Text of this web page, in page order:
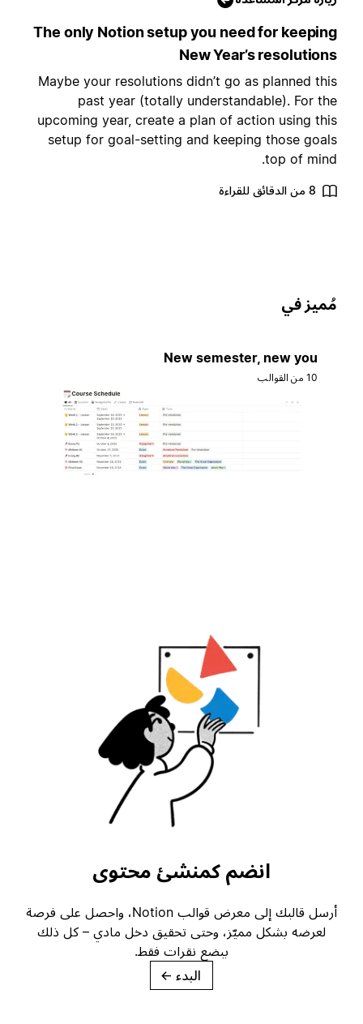
The only Notion setup you need for
New Year’s
Maybe your resolutions didn’t go as planned
past year (totally understandable). For
upcoming year, create a plan of action using
setup for goal-setting and keeping those
top of
8 من الدقائق للقراءة
في
New semester, new you
انضم كمنشئ محتوى
أرسل قالبك إلى معرض قوالب Notion، واحصل على فرصة
لعرضه بشكل مميّز، وحتى تحقيق دخل مادي – كل ذلك
ببضع نقرات فقط.
→